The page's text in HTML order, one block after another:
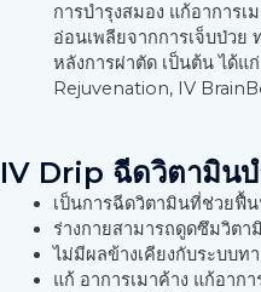
การบำรุงสมอง แก้อาการเ
อ่อนเพลียจากการเจ็บป่วย
หลังการผ่าตัด เป็นต้น ได้
Rejuvenation, IV
IV Drip ฉีดวิตามินบ
เป็นการฉีดวิตามินที่ช่วยฟื้น
ร่างกายสามารถดูดซึมวิตา
ไม่มีผลข้างเคียงกับระบบท
แก้ อาการเมาค้าง แก้อาก